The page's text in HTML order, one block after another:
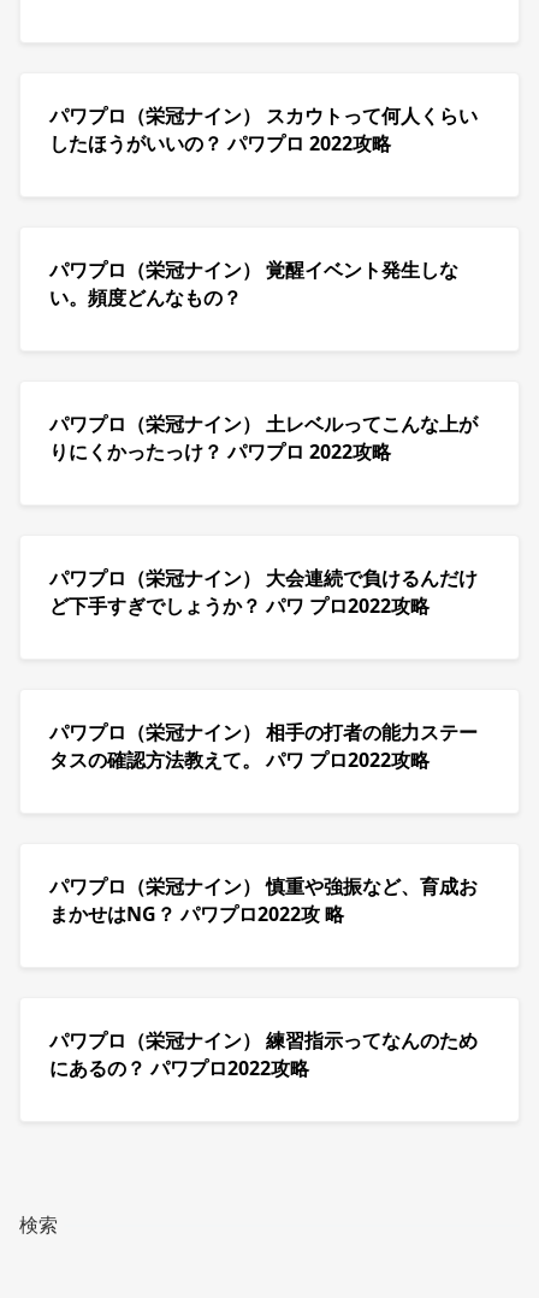
パワプロ（栄冠ナイン） スカウトって何人くらい
したほうがいいの？ パワプロ 2022攻略
パワプロ（栄冠ナイン） 覚醒イベント発生しな
い。頻度どんなもの？
パワプロ（栄冠ナイン） 土レベルってこんな上が
りにくかったっけ？ パワプロ 2022攻略
パワプロ（栄冠ナイン） 大会連続で負けるんだけ
ど下手すぎでしょうか？ パワ プロ2022攻略
パワプロ（栄冠ナイン） 相手の打者の能力ステー
タスの確認方法教えて。 パワ プロ2022攻略
パワプロ（栄冠ナイン） 慎重や強振など、育成お
まかせはNG？ パワプロ2022攻 略
パワプロ（栄冠ナイン） 練習指示ってなんのため
にあるの？ パワプロ2022攻略
検索